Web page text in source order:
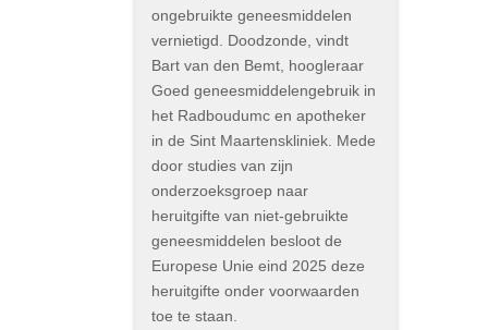
ongebruikte geneesmiddelen
vernietigd. Doodzonde, vindt
Bart van den Bemt, hoogleraar
Goed geneesmiddelengebruik in
het Radboudumc en apotheker
in de Sint Maartenskliniek. Mede
door studies van zijn
onderzoeksgroep naar
heruitgifte van niet-gebruikte
geneesmiddelen besloot de
Europese Unie eind 2025 deze
heruitgifte onder voorwaarden
toe te staan.